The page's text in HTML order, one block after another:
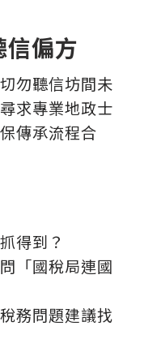
偏方
勿聽信坊間未
求專業地政士
傳承流程合
得到？
「國稅局連國
務問題建議找